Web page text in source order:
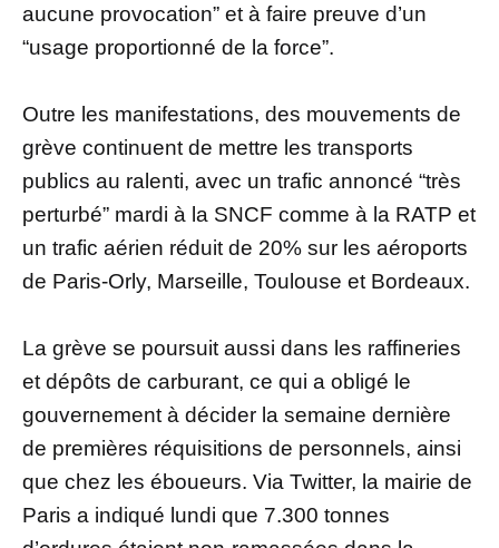
aucune provocation” et à faire preuve d’un
“usage proportionné de la force”.
Outre les manifestations, des mouvements de
grève continuent de mettre les transports
publics au ralenti, avec un trafic annoncé “très
perturbé” mardi à la SNCF comme à la RATP et
un trafic aérien réduit de 20% sur les aéroports
de Paris-Orly, Marseille, Toulouse et Bordeaux.
La grève se poursuit aussi dans les raffineries
et dépôts de carburant, ce qui a obligé le
gouvernement à décider la semaine dernière
de premières réquisitions de personnels, ainsi
que chez les éboueurs. Via Twitter, la mairie de
Paris a indiqué lundi que 7.300 tonnes